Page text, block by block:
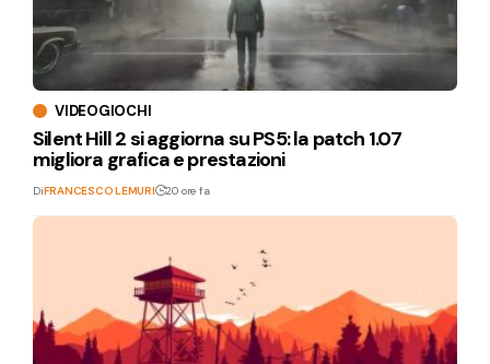
VIDEOGIOCHI
Silent Hill 2 si aggiorna su PS5: la patch 1.07
migliora grafica e prestazioni
DiFRANCESCO LEMURI 20 ore fa